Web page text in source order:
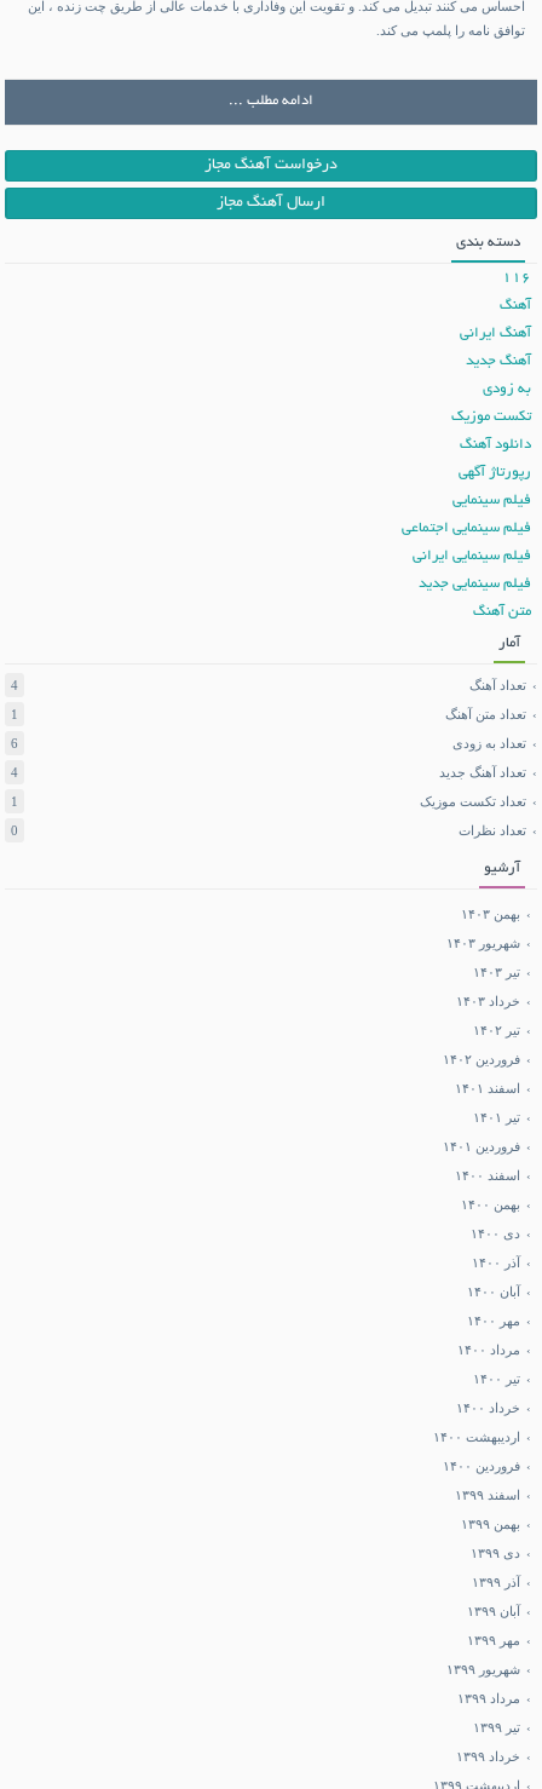
احساس می کنند تبدیل می کند. و تقویت این وفاداری با خدمات عالی از طریق چت زنده ، این
توافق نامه را پلمپ می کند.
ادامه مطلب ...
درخواست آهنگ مجاز
ارسال آهنگ مجاز
دسته بندی
116
آهنگ
آهنگ ایرانی
آهنگ جدید
به زودی
تکست موزیک
دانلود آهنگ
رپورتاژ آگهی
فیلم سینمایی
فیلم سینمایی اجتماعی
فیلم سینمایی ایرانی
فیلم سینمایی جدید
متن آهنگ
آمار
تعداد آهنگ
4
تعداد متن آهنگ
1
تعداد به زودی
6
تعداد آهنگ جدید
4
تعداد تکست موزیک
1
تعداد نظرات
0
آرشیو
بهمن ۱۴۰۳
شهریور ۱۴۰۳
تیر ۱۴۰۳
خرداد ۱۴۰۳
تیر ۱۴۰۲
فروردین ۱۴۰۲
اسفند ۱۴۰۱
تیر ۱۴۰۱
فروردین ۱۴۰۱
اسفند ۱۴۰۰
بهمن ۱۴۰۰
دی ۱۴۰۰
آذر ۱۴۰۰
آبان ۱۴۰۰
مهر ۱۴۰۰
مرداد ۱۴۰۰
تیر ۱۴۰۰
خرداد ۱۴۰۰
اردیبهشت ۱۴۰۰
فروردین ۱۴۰۰
اسفند ۱۳۹۹
بهمن ۱۳۹۹
دی ۱۳۹۹
آذر ۱۳۹۹
آبان ۱۳۹۹
مهر ۱۳۹۹
شهریور ۱۳۹۹
مرداد ۱۳۹۹
تیر ۱۳۹۹
خرداد ۱۳۹۹
اردیبهشت ۱۳۹۹